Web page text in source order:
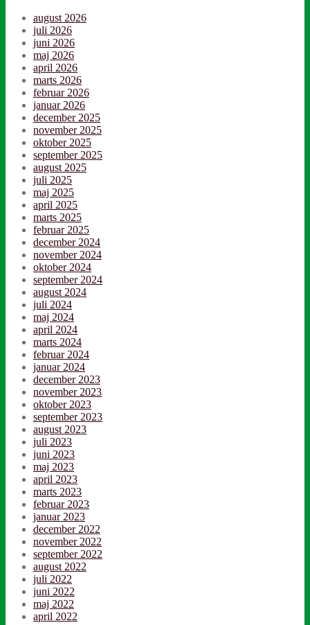
august 2026
juli 2026
juni 2026
maj 2026
april 2026
marts 2026
februar 2026
januar 2026
december 2025
november 2025
oktober 2025
september 2025
august 2025
juli 2025
maj 2025
april 2025
marts 2025
februar 2025
december 2024
november 2024
oktober 2024
september 2024
august 2024
juli 2024
maj 2024
april 2024
marts 2024
februar 2024
januar 2024
december 2023
november 2023
oktober 2023
september 2023
august 2023
juli 2023
juni 2023
maj 2023
april 2023
marts 2023
februar 2023
januar 2023
december 2022
november 2022
september 2022
august 2022
juli 2022
juni 2022
maj 2022
april 2022